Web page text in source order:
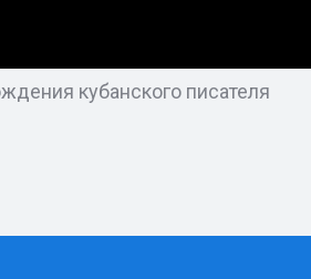
кубанского писателя